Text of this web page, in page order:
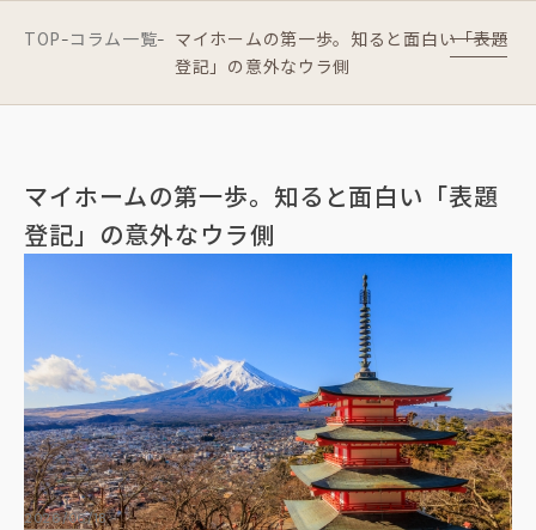
TOP-コラム一覧-
マイホームの第一歩。知ると面白い「表題
登記」の意外なウラ側
マイホームの第一歩。知ると面白い「表題
登記」の意外なウラ側
2026/06/18